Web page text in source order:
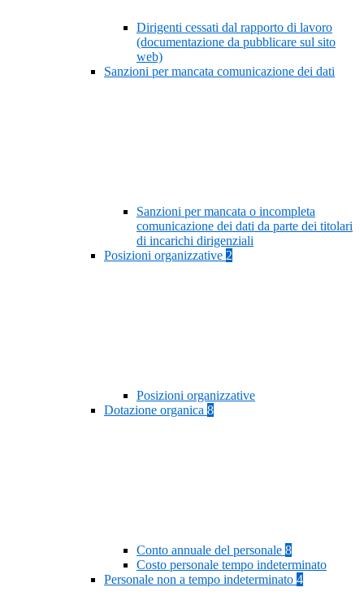
Dirigenti cessati dal rapporto di lavoro
(documentazione da pubblicare sul sito
web)
Sanzioni per mancata comunicazione dei dati
Sanzioni per mancata o incompleta
comunicazione dei dati da parte dei titolari
di incarichi dirigenziali
Posizioni organizzative 2
Posizioni organizzative
Dotazione organica 8
Conto annuale del personale 8
Costo personale tempo indeterminato
Personale non a tempo indeterminato 4